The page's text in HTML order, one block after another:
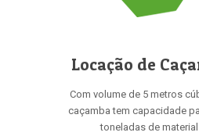
Locação de
Com volume de 5 metros
caçamba tem capacidade
toneladas de